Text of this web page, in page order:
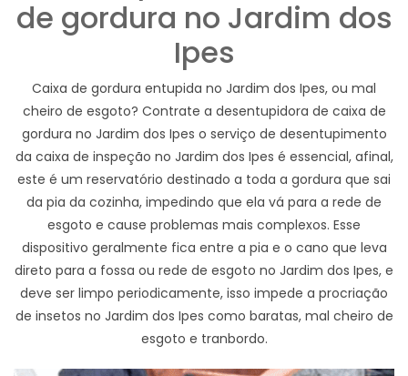
de gordura no Jardim dos
Ipes
Caixa de gordura entupida no Jardim dos Ipes, ou mal
cheiro de esgoto? Contrate a desentupidora de caixa de
gordura no Jardim dos Ipes o serviço de desentupimento
da caixa de inspeção no Jardim dos Ipes é essencial, afinal,
este é um reservatório destinado a toda a gordura que sai
da pia da cozinha, impedindo que ela vá para a rede de
esgoto e cause problemas mais complexos. Esse
dispositivo geralmente fica entre a pia e o cano que leva
direto para a fossa ou rede de esgoto no Jardim dos Ipes, e
deve ser limpo periodicamente, isso impede a procriação
de insetos no Jardim dos Ipes como baratas, mal cheiro de
esgoto e tranbordo.